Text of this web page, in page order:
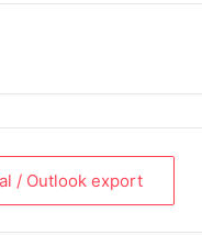
/ Outlook export